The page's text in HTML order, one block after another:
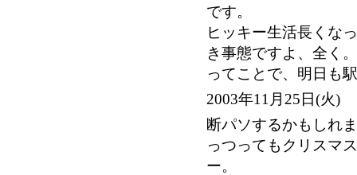
です。
ヒッキー生活長くな
き事態ですよ、全く。
ってことで、明日も
2003年11月25日(火
断パソするかもしれ
っつってもクリスマ
ー。